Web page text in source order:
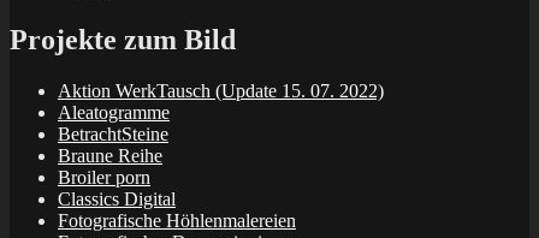
Projekte zum Bild
Aktion WerkTausch (Update 15. 07. 2022)
Aleatogramme
BetrachtSteine
Braune Reihe
Broiler porn
Classics Digital
Fotografische Höhlenmalereien